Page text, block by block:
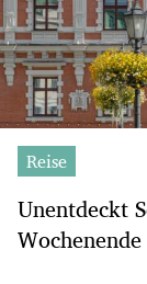
Reise
Unentdeckt